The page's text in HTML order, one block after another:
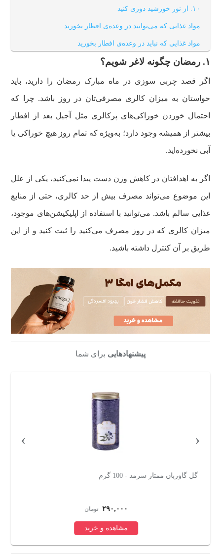
۱۰. از نور خورشید دوری کنید
مواد غذایی که می‌توانید در وعده‌ی افطار بخورید
مواد غذایی که نباید در وعده‌ی افطار بخورید
یک نمونه برنامه‌ چربی سوزی در ماه رمضان ۱. رمضان چگونه لاغر شویم؟
اگر قصد چربی سوزی در ماه مبارک رمضان را دارید، باید
حواستان به میزان کالری مصرفی‌تان در روز باشد. چرا که
احتمال خوردن خوراکی‌های پرکالری مثل آجیل بعد از افطار
بیشتر از همیشه وجود دارد؛ به‌ویژه که تمام روز هیچ خوراکی یا
آبی نخورده‌اید.
اگر به اهدافتان در کاهش وزن دست پیدا نمی‌کنید، یکی از علل
این موضوع می‌تواند مصرف بیش از حد کالری، حتی از منابع
غذایی سالم باشد. می‌توانید با استفاده از اپلیکیشن‌های موجود،
میزان کالری که در روز مصرف می‌کنید را ثبت کنید و از این
طریق بر آن کنترل داشته باشید.
پیشنهادهایی برای شما
گل گاوزبان ممتاز سرمد - 100 گرم
۲۹۰,۰۰۰ تومان
مشاهده و خرید
‹
›